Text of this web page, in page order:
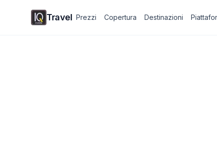
Travel Prezzi Copertura Destinazioni